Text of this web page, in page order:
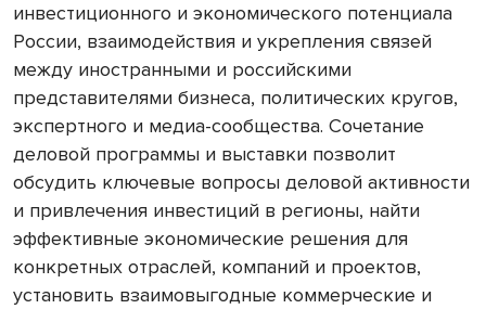
инвестиционного и экономического потенциала
России, взаимодействия и укрепления связей
между иностранными и российскими
представителями бизнеса, политических кругов,
экспертного и медиа-сообщества. Сочетание
деловой программы и выставки позволит
обсудить ключевые вопросы деловой активности
и привлечения инвестиций в регионы, найти
эффективные экономические решения для
конкретных отраслей, компаний и проектов,
установить взаимовыгодные коммерческие и